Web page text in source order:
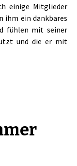
einige Mitglieder
ihm ein dankbares
fühlen mit seiner
und die er mit